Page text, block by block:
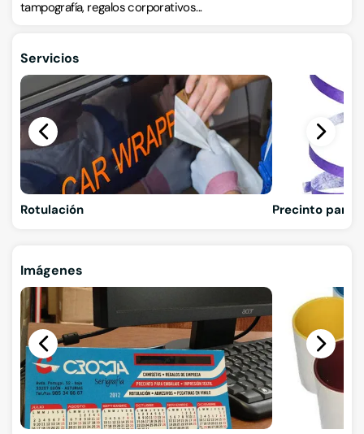
tampografía, regalos corporativos...
Servicios
Rotulación Precinto para
Imágenes